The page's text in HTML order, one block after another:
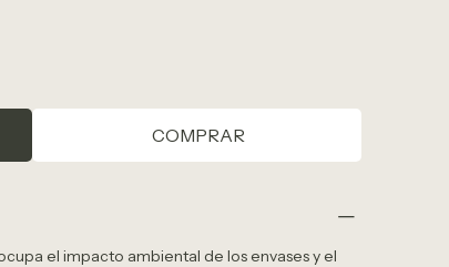
COMPRAR
el impacto ambiental de los envases y el